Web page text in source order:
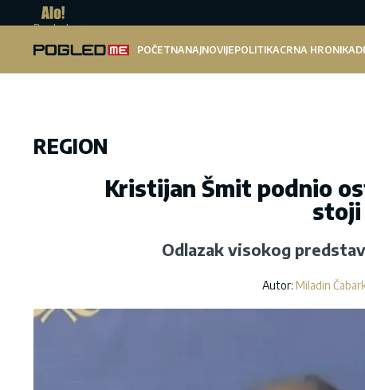
Pogled.me
POČETNANAJNOVIJEPOLITIKACRNA HRONIKA
REGION
Kristijan Šmit podnio
stoji
Odlazak visokog
Autor: Miladin